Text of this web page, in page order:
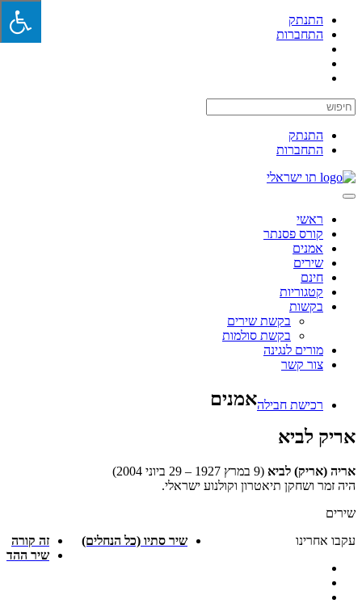
התנתק
התחברות
התנתק
התחברות
תו ישראלי
Toggle
navigation
ראשי
קורס פסנתר
אמנים
שירים
חינם
קטגוריות
בקשות
בקשת שירים
בקשת סולמות
מורים לנגינה
צור קשר
רכישת חבילהאמנים
אריק לביא
אריה (אריק) לביא
(9 במרץ 1927 – 29 ביוני 2004)
היה זמר ושחקן תיאטרון וקולנוע ישראלי.
שירים
זה קורה
שיר ההד
שיר סתיו (כל הנחלים) עקבו אחרינו